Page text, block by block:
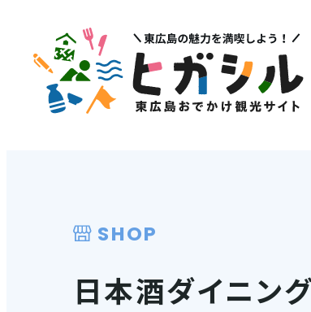
SHOP
日本酒ダイニン
メニュー
MENU
体験・ガイド